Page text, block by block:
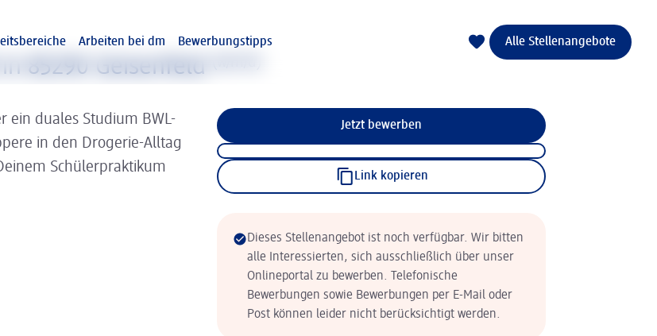
Arbeiten bei dm Bewerbungstipps Alle Stellenangebote
85290 Geisenfeld
ein duales Studium BWL-
in den Drogerie-Alltag
Schülerpraktikum
Jetzt bewerben
Link kopieren
Dieses Stellenangebot ist noch verfügbar. Wir bitten
alle Interessierten, sich ausschließlich über unser
Onlineportal zu bewerben. Telefonische
Bewerbungen sowie Bewerbungen per E-Mail oder
Post können leider nicht berücksichtigt werden.